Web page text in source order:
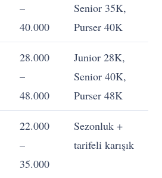
–
40.000
Senior 35K,
Purser 40K
28.000
–
48.000
Junior 28K,
Senior 40K,
Purser 48K
22.000
–
35.000
Sezonluk +
tarifeli karışık